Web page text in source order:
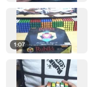
1:07